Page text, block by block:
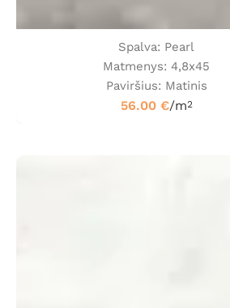
Spalva: Pearl
Matmenys: 4,8x45
Paviršius: Matinis
56.00 €/m2